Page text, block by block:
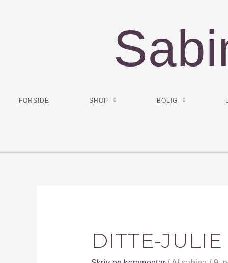
FORSIDE SHOP BOLIG
DITTE-JULIE